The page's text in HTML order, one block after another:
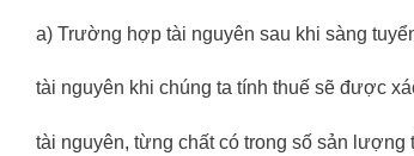
a) Trường hợp tài nguyên sau khi sàng
tài nguyên khi chúng ta tính thuế sẽ được
tài nguyên, từng chất có trong số sản